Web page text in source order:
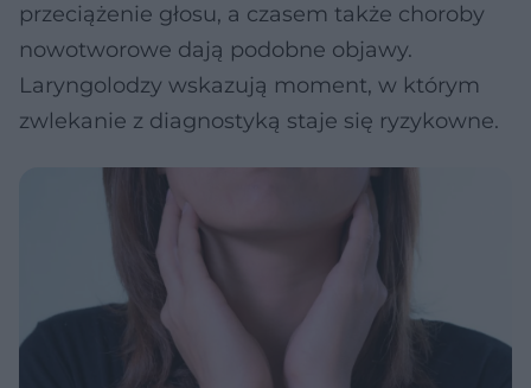
przeciążenie głosu, a czasem także choroby
nowotworowe dają podobne objawy.
Laryngolodzy wskazują moment, w którym
zwlekanie z diagnostyką staje się ryzykowne.